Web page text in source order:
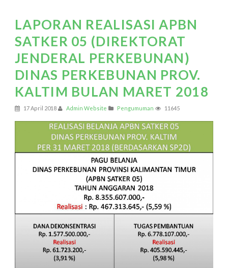
LAPORAN REALISASI APBN
SATKER 05 (DIREKTORAT
JENDERAL PERKEBUNAN)
DINAS PERKEBUNAN PROV.
KALTIM BULAN MARET 2018
17 April 2018 Admin Website Pengumuman 11645